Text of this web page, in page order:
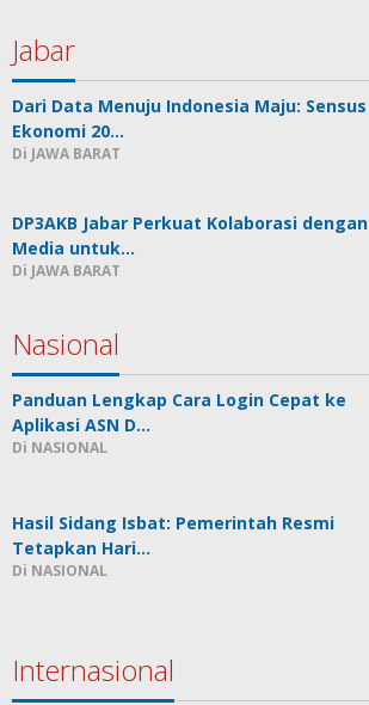
Jabar
Dari Data Menuju Indonesia Maju: Sensus
Ekonomi 20…
Di JAWA BARAT
DP3AKB Jabar Perkuat Kolaborasi dengan
Media untuk…
Di JAWA BARAT
Nasional
Panduan Lengkap Cara Login Cepat ke
Aplikasi ASN D…
Di NASIONAL
Hasil Sidang Isbat: Pemerintah Resmi
Tetapkan Hari…
Di NASIONAL
Internasional